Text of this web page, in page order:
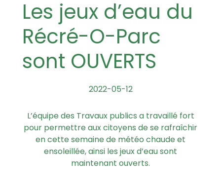
Les jeux d’eau du
Récré-O-Parc
sont OUVERTS
2022-05-12
L’équipe des Travaux publics a travaillé fort
pour permettre aux citoyens de se rafraîchir
en cette semaine de météo chaude et
ensoleillée, ainsi les jeux d’eau sont
maintenant ouverts.